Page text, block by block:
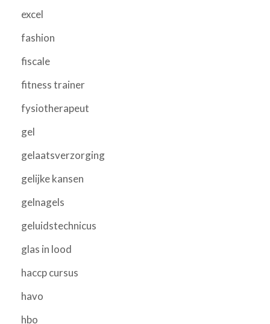
excel
fashion
fiscale
fitness trainer
fysiotherapeut
gel
gelaatsverzorging
gelijke kansen
gelnagels
geluidstechnicus
glas in lood
haccp cursus
havo
hbo